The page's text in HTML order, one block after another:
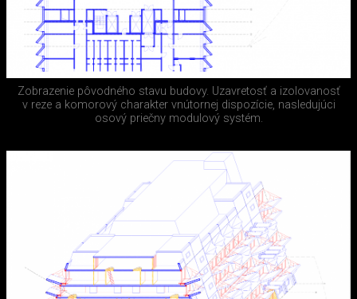
Zobrazenie pôvodného stavu budovy. Uzavretosť a izolovanosť
v reze a komorový charakter vnútornej dispozície, nasledujúci
osový priečny modulový systém.